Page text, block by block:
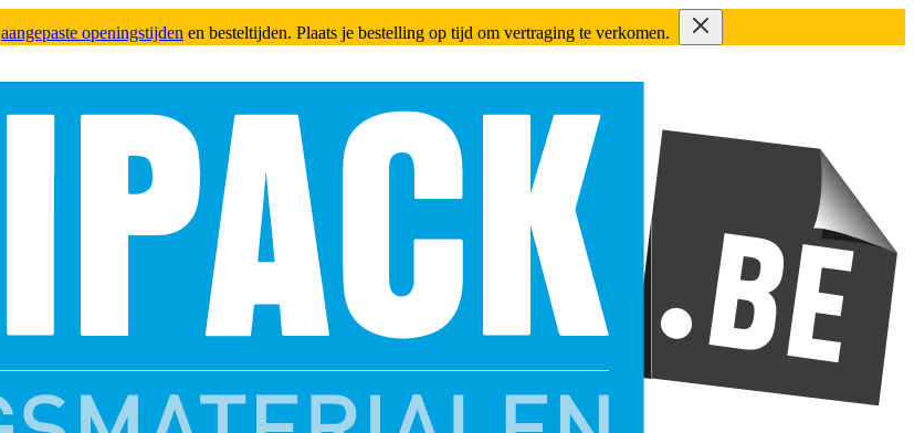
aangepaste openingstijden en besteltijden. Plaats je bestelling op tijd om vertraging te verkomen.